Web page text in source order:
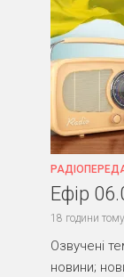
Ефір
18 години тому
Озвучені
новини;